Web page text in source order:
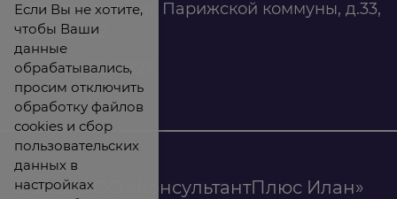
г. Красноярск, ул. Парижской коммуны, д.33,
помещ. 302
ИНН: 2465263327
© 2026 ООО «КонсультантПлюс Илан»
Если Вы не хотите,
чтобы Ваши
данные
обрабатывались,
просим отключить
обработку файлов
cookies и сбор
пользовательских
данных в
настройках